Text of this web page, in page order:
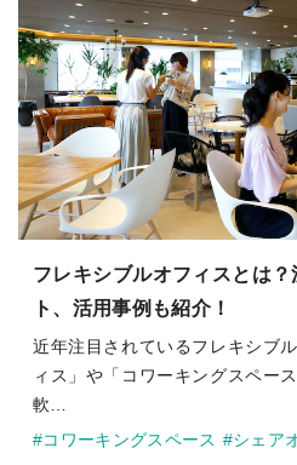
フレキシブルオフィスとは
ト、活用事例も紹介！
近年注目されているフレキシブ
ィス」や「コワーキングスペー
軟…
#コワーキングスペース #シェア